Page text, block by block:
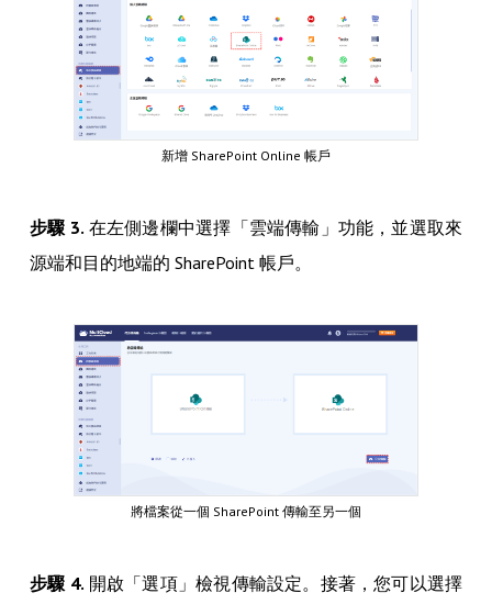
新增 SharePoint Online 帳戶
步驟 3. 在左側邊欄中選擇「雲端傳輸」功能，並選取來
源端和目的地端的 SharePoint 帳戶。
將檔案從一個 SharePoint 傳輸至另一個
步驟 4. 開啟「選項」檢視傳輸設定。接著，您可以選擇